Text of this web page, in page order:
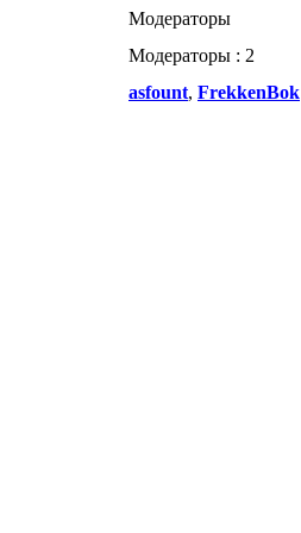
Модераторы
Модераторы : 2
asfount, FrekkenBok